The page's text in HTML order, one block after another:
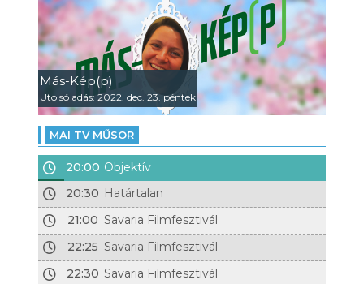
Más-Kép(p)
Utolsó adás: 2022. dec. 23. péntek
MAI TV MŰSOR
20:00 Objektív
20:30 Határtalan
21:00 Savaria Filmfesztivál
22:25 Savaria Filmfesztivál
22:30 Savaria Filmfesztivál